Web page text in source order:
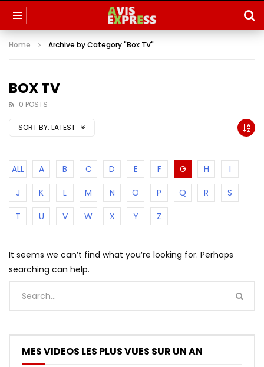
Home Archive by Category "Box TV"
BOX TV
0 POSTS
SORT BY: LATEST
ALL A B C D E F G H
I
J
K L M N O P Q R
S
T
U V W X Y Z
It seems we can’t find what you’re looking for. Perhaps
searching can help.
MES VIDEOS LES PLUS VUES SUR UN AN